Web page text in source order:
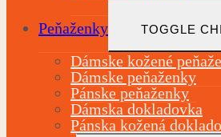
Peňaženky TOGGLE
Dámske kožené
Dámske peňaženky
Pánske peňaženky
Dámska dokladovka
Pánska kožená